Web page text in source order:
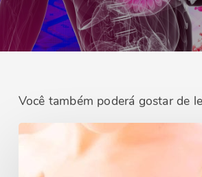
Você também poderá gostar de